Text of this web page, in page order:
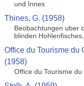
und Innes
Thines, G. (1958)
Beobachtungen uber
blinden
Office du Tourisme du
(1958)
Office du Tourisme